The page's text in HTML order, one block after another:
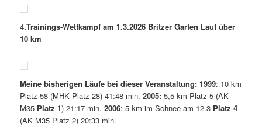
4.Trainings-Wettkampf am 1.3.2026 Britzer Garten Lauf über
10 km
Meine bisherigen Läufe bei dieser Veranstaltung: 1999: 10 km
Platz 58 (MHK Platz 28) 41:48 min.-2005: 5,5 km Platz 5 (AK
M35 Platz 1) 21:17 min.-2006: 5 km im Schnee am 12.3 Platz 4
(AK M35 Platz 2) 20:33 min.